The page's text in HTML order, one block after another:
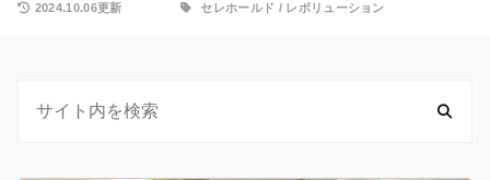
2024.10.06更新 セレホールド / レボリューション